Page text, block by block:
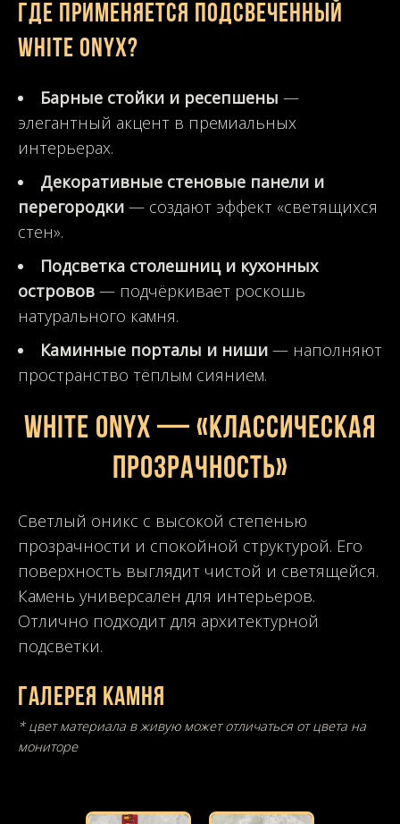
Где применяется подсвеченный
White Onyx?
Барные стойки и ресепшены —
элегантный акцент в премиальных
интерьерах.
Декоративные стеновые панели и
перегородки — создают эффект «светящихся
стен».
Подсветка столешниц и кухонных
островов — подчёркивает роскошь
натурального камня.
Каминные порталы и ниши — наполняют
пространство тёплым сиянием.
White Onyx — «Классическая
прозрачность»
Светлый оникс с высокой степенью
прозрачности и спокойной структурой. Его
поверхность выглядит чистой и светящейся.
Камень универсален для интерьеров.
Отлично подходит для архитектурной
подсветки.
Галерея камня
* цвет материала в живую может отличаться от цвета на
мониторе